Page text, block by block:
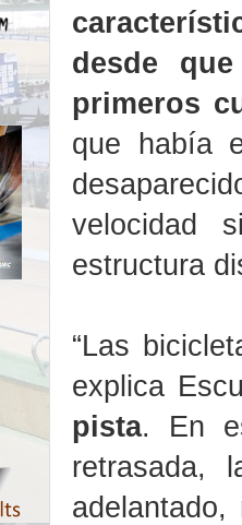
desde
primeros
que había
velocidad
estructura
“Las
explica
pista. En
retrasada,